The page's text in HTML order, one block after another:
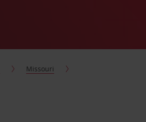
Missouri